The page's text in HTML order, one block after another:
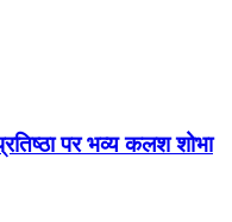
पर भव्य कलश शोभा